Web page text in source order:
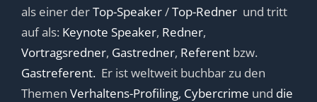
als einer derTop-Speaker/Top-Redner und tritt
auf als: Keynote Speaker, Redner,
Vortragsredner, Gastredner, Referent bzw.
Gastreferent. Er ist weltweit buchbar zu den
Themen Verhaltens-Profiling, Cybercrime und die